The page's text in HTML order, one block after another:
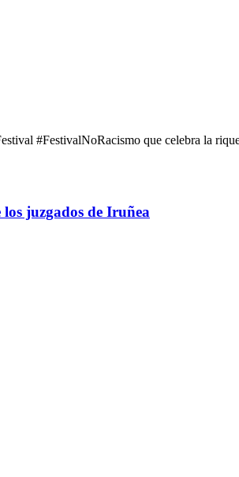
#FestivalNoRacismo que celebra la
juzgados de Iruñea